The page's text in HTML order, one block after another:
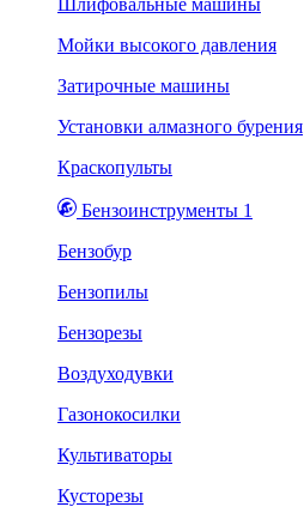
Шлифовальные машины
Мойки высокого давления
Затирочные машины
Установки алмазного бурения
Краскопульты
Бензоинструменты 1
Бензобур
Бензопилы
Бензорезы
Воздуходувки
Газонокосилки
Культиваторы
Кусторезы